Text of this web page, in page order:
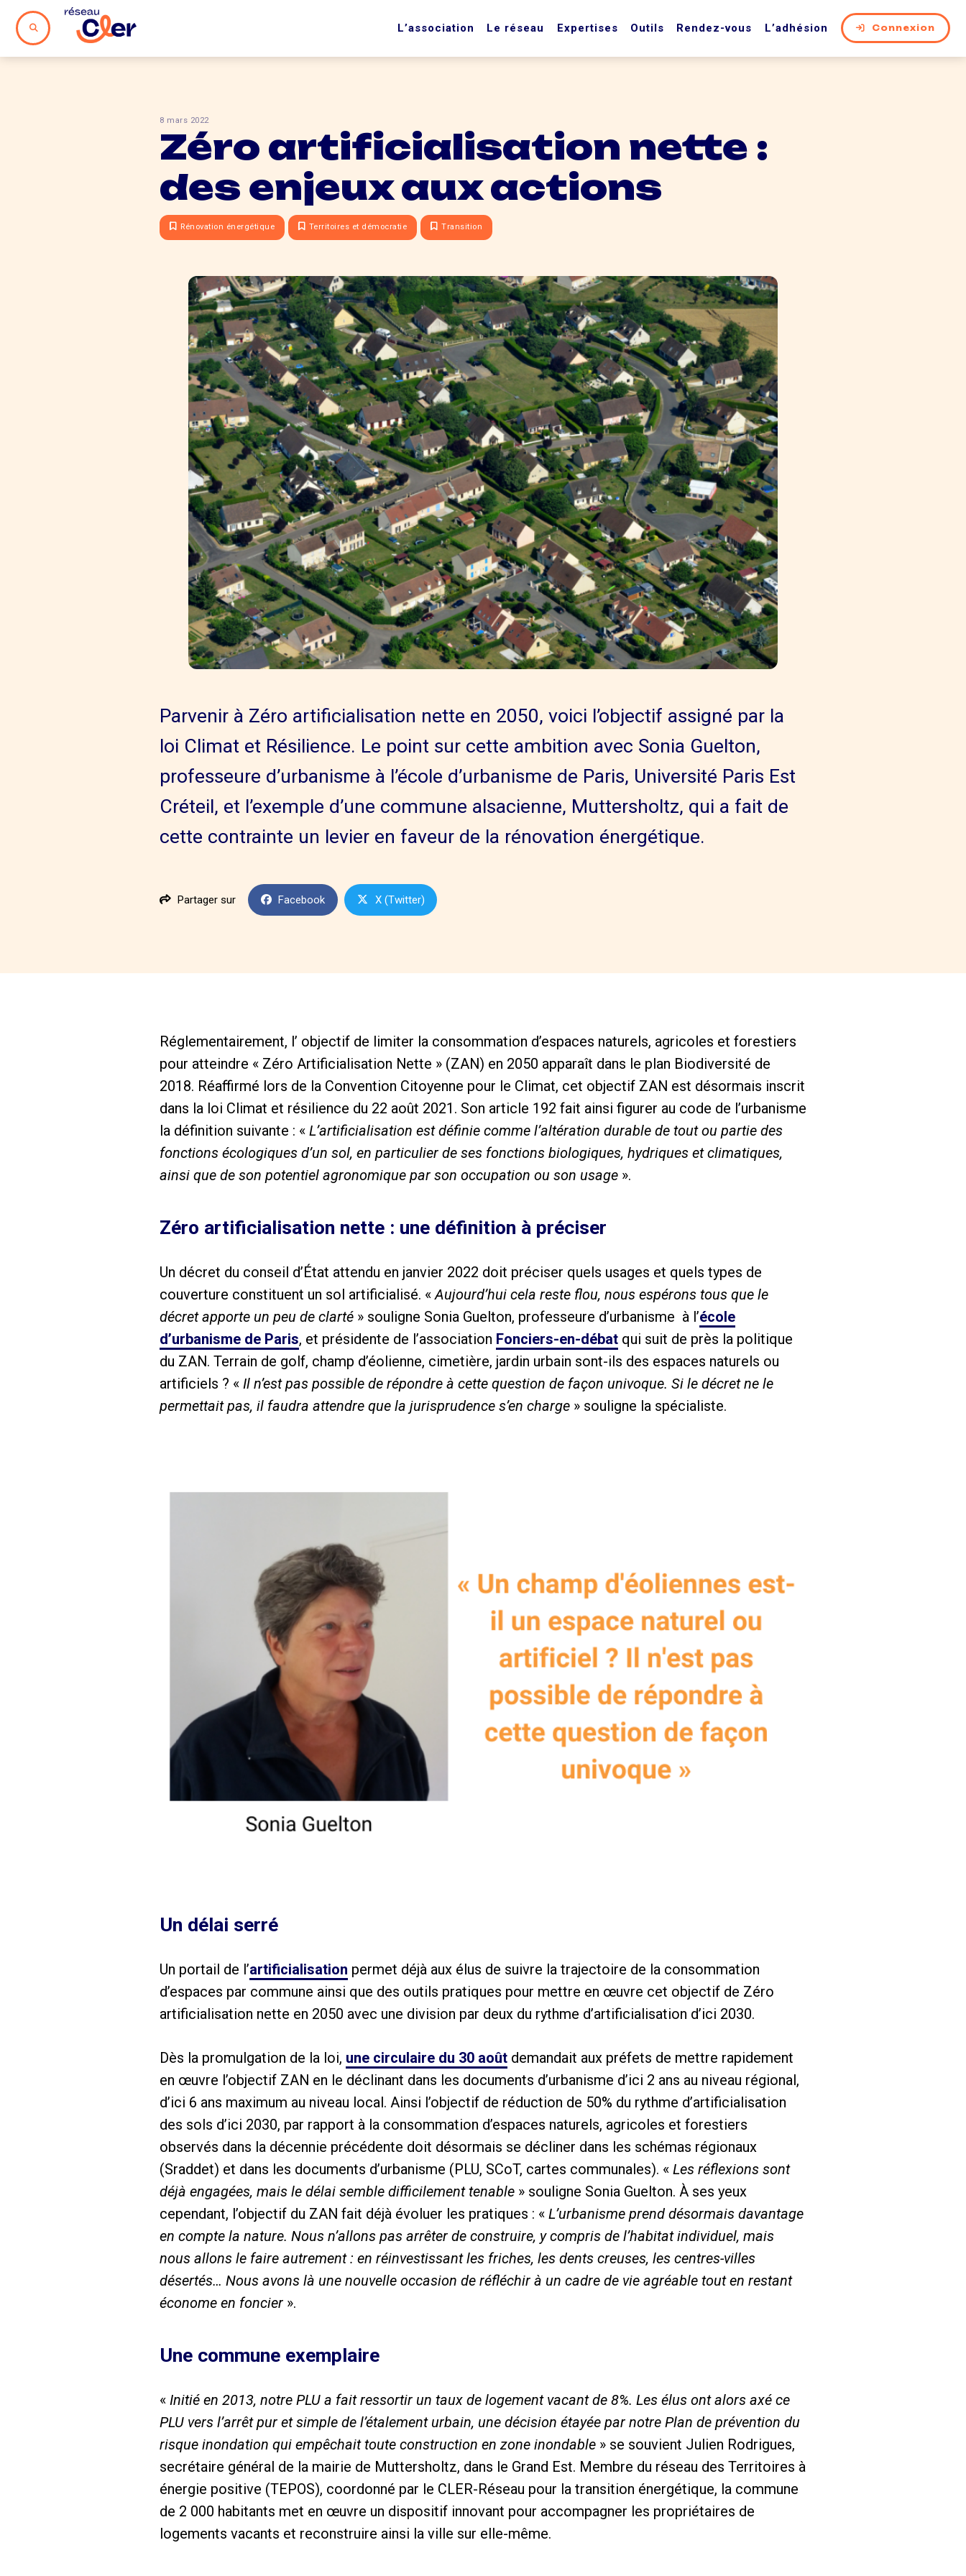
L’association Le réseau Expertises Outils Rendez-vous L’adhésion Connexion
8 mars 2022
Zéro artificialisation nette :
des enjeux aux actions
Rénovation énergétique Territoires et démocratie Transition
Parvenir à Zéro artificialisation nette en 2050, voici l’objectif assigné par la
loi Climat et Résilience. Le point sur cette ambition avec Sonia Guelton,
professeure d’urbanisme à l’école d’urbanisme de Paris, Université Paris Est
Créteil, et l’exemple d’une commune alsacienne, Muttersholtz, qui a fait de
cette contrainte un levier en faveur de la rénovation énergétique.
Partager sur Facebook X (Twitter)
Réglementairement, l’ objectif de limiter la consommation d’espaces naturels, agricoles et forestiers
pour atteindre « Zéro Artificialisation Nette » (ZAN) en 2050 apparaît dans le plan Biodiversité de
2018. Réaffirmé lors de la Convention Citoyenne pour le Climat, cet objectif ZAN est désormais inscrit
dans la loi Climat et résilience du 22 août 2021. Son article 192 fait ainsi figurer au code de l’urbanisme
la définition suivante : « L’artificialisation est définie comme l’altération durable de tout ou partie des
fonctions écologiques d’un sol, en particulier de ses fonctions biologiques, hydriques et climatiques,
ainsi que de son potentiel agronomique par son occupation ou son usage ».
Zéro artificialisation nette : une définition à préciser
Un décret du conseil d’État attendu en janvier 2022 doit préciser quels usages et quels types de
couverture constituent un sol artificialisé. « Aujourd’hui cela reste flou, nous espérons tous que le
décret apporte un peu de clarté » souligne Sonia Guelton, professeure d’urbanisme à l’école
d’urbanisme de Paris, et présidente de l’association Fonciers-en-débat qui suit de près la politique
du ZAN. Terrain de golf, champ d’éolienne, cimetière, jardin urbain sont-ils des espaces naturels ou
artificiels ? « Il n’est pas possible de répondre à cette question de façon univoque. Si le décret ne le
permettait pas, il faudra attendre que la jurisprudence s’en charge » souligne la spécialiste.
Un délai serré
Un portail de l’artificialisation permet déjà aux élus de suivre la trajectoire de la consommation
d’espaces par commune ainsi que des outils pratiques pour mettre en œuvre cet objectif de Zéro
artificialisation nette en 2050 avec une division par deux du rythme d’artificialisation d’ici 2030.
Dès la promulgation de la loi, une circulaire du 30 août demandait aux préfets de mettre rapidement
en œuvre l’objectif ZAN en le déclinant dans les documents d’urbanisme d’ici 2 ans au niveau régional,
d’ici 6 ans maximum au niveau local. Ainsi l’objectif de réduction de 50% du rythme d’artificialisation
des sols d’ici 2030, par rapport à la consommation d’espaces naturels, agricoles et forestiers
observés dans la décennie précédente doit désormais se décliner dans les schémas régionaux
(Sraddet) et dans les documents d’urbanisme (PLU, SCoT, cartes communales). « Les réflexions sont
déjà engagées, mais le délai semble difficilement tenable » souligne Sonia Guelton. À ses yeux
cependant, l’objectif du ZAN fait déjà évoluer les pratiques : « L’urbanisme prend désormais davantage
en compte la nature. Nous n’allons pas arrêter de construire, y compris de l’habitat individuel, mais
nous allons le faire autrement : en réinvestissant les friches, les dents creuses, les centres-villes
désertés… Nous avons là une nouvelle occasion de réfléchir à un cadre de vie agréable tout en restant
économe en foncier ».
Une commune exemplaire
« Initié en 2013, notre PLU a fait ressortir un taux de logement vacant de 8%. Les élus ont alors axé ce
PLU vers l’arrêt pur et simple de l’étalement urbain, une décision étayée par notre Plan de prévention du
risque inondation qui empêchait toute construction en zone inondable » se souvient Julien Rodrigues,
secrétaire général de la mairie de Muttersholtz, dans le Grand Est. Membre du réseau des Territoires à
énergie positive (TEPOS), coordonné par le CLER-Réseau pour la transition énergétique, la commune
de 2 000 habitants met en œuvre un dispositif innovant pour accompagner les propriétaires de
logements vacants et reconstruire ainsi la ville sur elle-même.